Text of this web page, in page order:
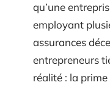
qu’une
employant
assurances
entrepreneurs
réalité : la